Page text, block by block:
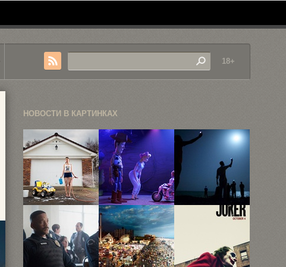
18+
НОВОСТИ В КАРТИНКАХ
«Назад в
детство»,
или как ...
В
финальном
трейлере
«Истории
игрушек ...
фотоконкурса
World Press
...